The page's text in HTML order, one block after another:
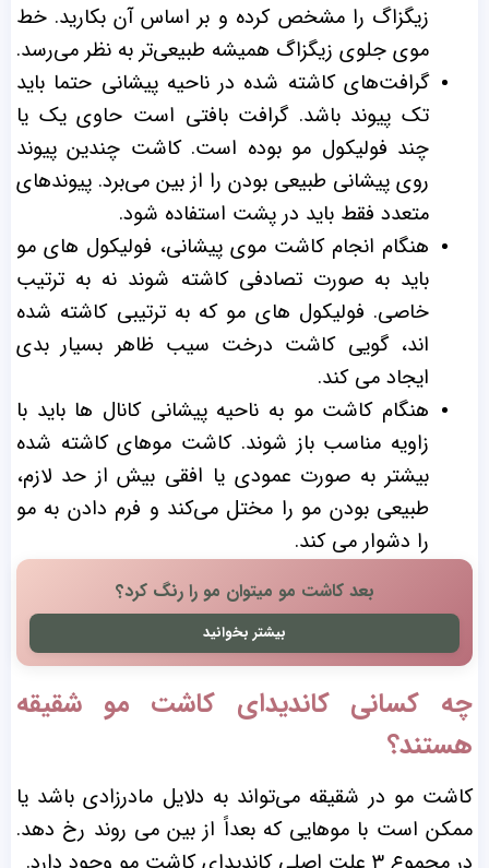
زیگزاگ را مشخص کرده و بر اساس آن بکارید. خط
موی جلوی زیگزاگ همیشه طبیعی‌تر به نظر می‌رسد.
گرافت‌های کاشته شده در ناحیه پیشانی حتما باید
تک پیوند باشد. گرافت بافتی است حاوی یک یا
چند فولیکول مو بوده است. کاشت چندین پیوند
روی پیشانی طبیعی بودن را از بین می‌برد. پیوندهای
متعدد فقط باید در پشت استفاده شود.
هنگام انجام کاشت موی پیشانی، فولیکول های مو
باید به صورت تصادفی کاشته شوند نه به ترتیب
خاصی. فولیکول های مو که به ترتیبی کاشته شده
اند، گویی کاشت درخت سیب ظاهر بسیار بدی
ایجاد می کند.
هنگام کاشت مو به ناحیه پیشانی کانال ها باید با
زاویه مناسب باز شوند. کاشت موهای کاشته شده
بیشتر به صورت عمودی یا افقی بیش از حد لازم،
طبیعی بودن مو را مختل می‌کند و فرم دادن به مو
را دشوار می کند.
بعد کاشت مو میتوان مو را رنگ کرد؟
بیشتر بخوانید
چه کسانی کاندیدای کاشت مو شقیقه
هستند؟
کاشت مو در شقیقه می‌تواند به دلایل مادرزادی باشد یا
ممکن است با موهایی که بعداً از بین می روند رخ دهد.